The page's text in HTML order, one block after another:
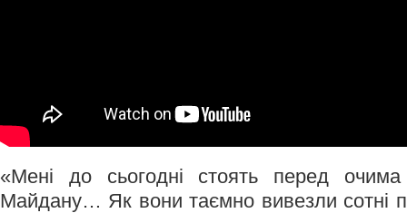
«Мені до сьогодні стоять перед
Майдану… Як вони таємно вивезли сотні